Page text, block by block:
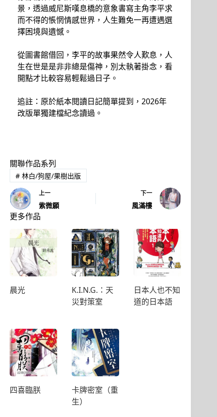
景，透過威尼斯嘆息橋的意象書寫主角李平求
而不得的悵惘情感世界，人生難免一再遭遇選
擇困境與遺憾。
從圖書館借回，李平的故事果然令人歎息，人
生在世是是非非總是傷神，別太執著掛念，看
開點才比較容易輕鬆過日子。
追註：原於紙本閱讀日記簡單提到，2026年
改版單獨建檔紀念讀過。
關聯作品系列
#林白/狗屋/果樹出版
上一
紫微願
下一
風滿樓
更多作品
晨光
K.I.N.G.：天
災對策室
日本人也不知
道的日本語
四喜臨朕
卡牌密室（重
生）